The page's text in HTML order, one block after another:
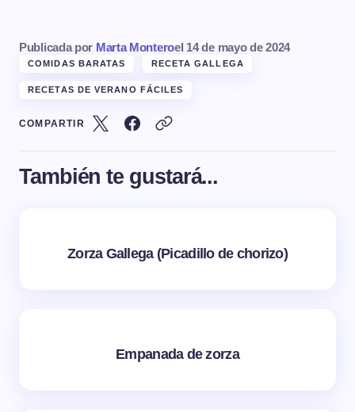
Publicada por Marta Monteroel 14 de mayo de 2024
COMIDAS BARATAS RECETA GALLEGA
RECETAS DE VERANO FÁCILES
COMPARTIR
También te gustará...
Zorza Gallega (Picadillo de chorizo)
Empanada de zorza